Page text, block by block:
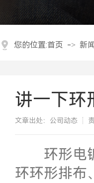
您的位置:首页 -> 新
讲一下环
文章出处：公司动态
环形电镀
环环形排布